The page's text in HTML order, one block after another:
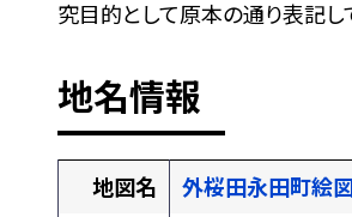
究目的として原本の通り表記し
地名情報
地図名
外桜田永田町絵